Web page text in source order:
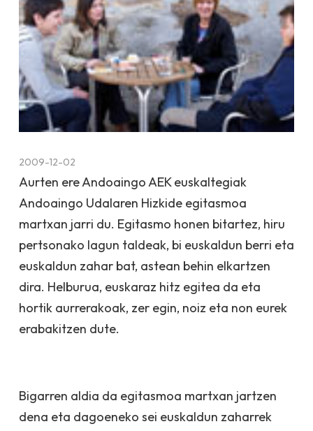
2009-12-02
Aurten ere Andoaingo AEK euskaltegiak
Andoaingo Udalaren Hizkide egitasmoa
martxan jarri du. Egitasmo honen bitartez, hiru
pertsonako lagun taldeak, bi euskaldun berri eta
euskaldun zahar bat, astean behin elkartzen
dira. Helburua, euskaraz hitz egitea da eta
hortik aurrerakoak, zer egin, noiz eta non eurek
erabakitzen dute.
Bigarren aldia da egitasmoa martxan jartzen
dena eta dagoeneko sei euskaldun zaharrek